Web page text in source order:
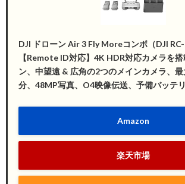
DJI ドローン Air 3 Fly Moreコンボ（DJI RC-
【Remote ID対応】4K HDR対応カメラを
ン、中望遠 & 広角の2つのメインカメラ、
分、48MP写真、O4映像伝送、予備バッテ
Amazon
楽天市場